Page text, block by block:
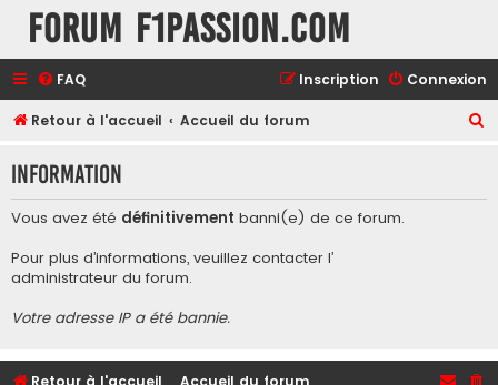
Forum F1Passion.com
FAQ Connexion
Inscription
Retour à l'accueil Accueil du forum
h
Information
Vous avez été définitivement banni(e) de ce forum.
Pour plus d’informations, veuillez contacter l’
administrateur du forum.
Votre adresse IP a été bannie.
Retour à l'accueil Accueil du forum